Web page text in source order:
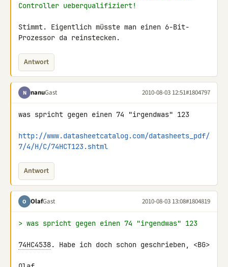
Controller ueberqualifiziert!
Stimmt. Eigentlich müsste man einen 6-Bit-
Prozessor da reinstecken.
Antwort
N nanuGast 2010-08-03 12:51#1804797
was spricht gegen einen 74 "irgendwas" 123
http://www.datasheetcatalog.com/datasheets_pdf/
7/4/H/C/74HCT123.shtml
Antwort
O OlafGast 2010-08-03 13:08#1804819
> was spricht gegen einen 74 "irgendwas" 123
74HC4538. Habe ich doch schon geschrieben, <BG>